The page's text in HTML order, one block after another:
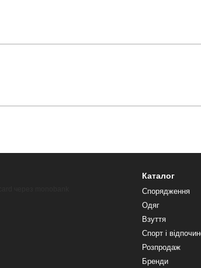
Каталог
Спорядження
Одяг
Взуття
Спорт і
Розпродаж
Бренди